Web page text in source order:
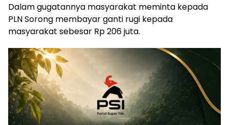
Dalam gugatannya masyarakat meminta kepada
PLN Sorong membayar ganti rugi kepada
masyarakat sebesar Rp 206 juta.